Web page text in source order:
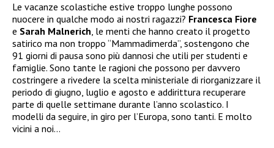
Le vacanze scolastiche estive troppo lunghe possono
nuocere in qualche modo ai nostri ragazzi? Francesca Fiore
e Sarah Malnerich, le menti che hanno creato il progetto
satirico ma non troppo “Mammadimerda”, sostengono che
91 giorni di pausa sono più dannosi che utili per studenti e
famiglie. Sono tante le ragioni che possono per davvero
costringere a rivedere la scelta ministeriale di riorganizzare il
periodo di giugno, luglio e agosto e addirittura recuperare
parte di quelle settimane durante l’anno scolastico. I
modelli da seguire, in giro per l’Europa, sono tanti. E molto
vicini a noi…